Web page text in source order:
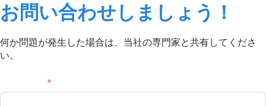
お問い合わせしましょう！
何か問題が発生した場合は、当社の専門家と共有してくださ
い。